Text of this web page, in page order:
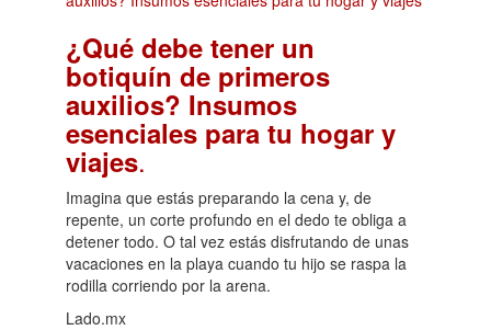
¿Qué debe tener un
botiquín de primeros
auxilios? Insumos
esenciales para tu hogar y
viajes.
Imagina que estás preparando la cena y, de
repente, un corte profundo en el dedo te obliga a
detener todo. O tal vez estás disfrutando de unas
vacaciones en la playa cuando tu hijo se raspa la
rodilla corriendo por la arena.
Lado.mx